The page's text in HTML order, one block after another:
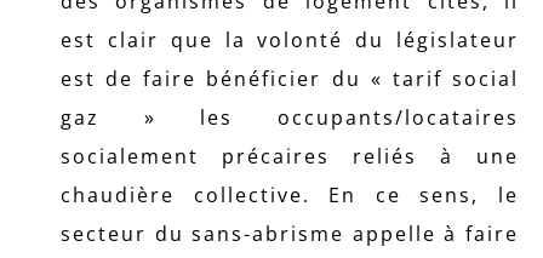
est clair que la volonté du législateur
est de faire bénéficier du « tarif social
gaz » les occupants/locataires
socialement précaires reliés à une
chaudière collective. En ce sens, le
secteur du sans-abrisme appelle à faire